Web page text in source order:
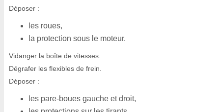
Déposer :
les roues,
la protection sous le moteur.
Vidanger la boîte de vitesses.
Dégrafer les flexibles de frein.
Déposer :
les pare-boues gauche et droit,